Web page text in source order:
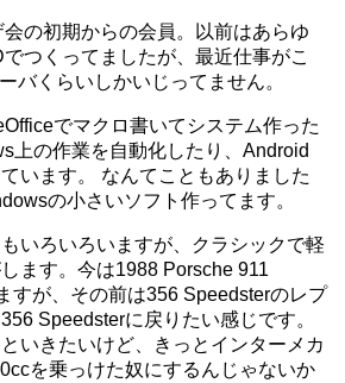
の初期からの会員。以前はあらゆ
つくってましたが、最近仕事がこ
バくらいしかいじってません。
でマクロ書いてシステム作った
上の作業を自動化したり、Android
います。 なんてこともありました
の小さいソフト作ってます。
いろいろいますが、クラシックで軽
ます。今は1988 Porsche 911
すが、その前は356 Speedsterのレプ
Speedsterに戻りたい感じです。
いきたいけど、きっとインターメカ
を乗っけた奴にするんじゃないか